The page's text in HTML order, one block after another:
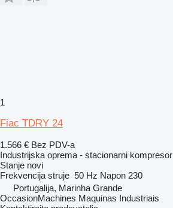
1
Fiac TDRY 24
1.566 € Bez PDV-a
Industrijska oprema - stacionarni kompresor
Stanje novi
Frekvencija struje 50 Hz Napon 230
Portugalija, Marinha Grande
OccasionMachines Maquinas Industriais